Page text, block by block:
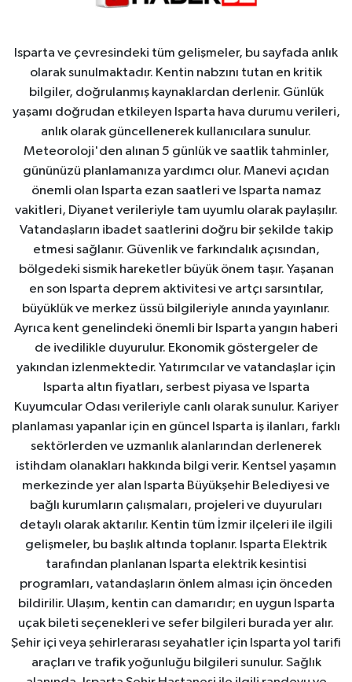
Isparta ve çevresindeki tüm gelişmeler, bu sayfada anlık
olarak sunulmaktadır. Kentin nabzını tutan en kritik
bilgiler, doğrulanmış kaynaklardan derlenir. Günlük
yaşamı doğrudan etkileyen Isparta hava durumu verileri,
anlık olarak güncellenerek kullanıcılara sunulur.
Meteoroloji'den alınan 5 günlük ve saatlik tahminler,
gününüzü planlamanıza yardımcı olur. Manevi açıdan
önemli olan Isparta ezan saatleri ve Isparta namaz
vakitleri, Diyanet verileriyle tam uyumlu olarak paylaşılır.
Vatandaşların ibadet saatlerini doğru bir şekilde takip
etmesi sağlanır. Güvenlik ve farkındalık açısından,
bölgedeki sismik hareketler büyük önem taşır. Yaşanan
en son Isparta deprem aktivitesi ve artçı sarsıntılar,
büyüklük ve merkez üssü bilgileriyle anında yayınlanır.
Ayrıca kent genelindeki önemli bir Isparta yangın haberi
de ivedilikle duyurulur. Ekonomik göstergeler de
yakından izlenmektedir. Yatırımcılar ve vatandaşlar için
Isparta altın fiyatları, serbest piyasa ve Isparta
Kuyumcular Odası verileriyle canlı olarak sunulur. Kariyer
planlaması yapanlar için en güncel Isparta iş ilanları, farklı
sektörlerden ve uzmanlık alanlarından derlenerek
istihdam olanakları hakkında bilgi verir. Kentsel yaşamın
merkezinde yer alan Isparta Büyükşehir Belediyesi ve
bağlı kurumların çalışmaları, projeleri ve duyuruları
detaylı olarak aktarılır. Kentin tüm İzmir ilçeleri ile ilgili
gelişmeler, bu başlık altında toplanır. Isparta Elektrik
tarafından planlanan Isparta elektrik kesintisi
programları, vatandaşların önlem alması için önceden
bildirilir. Ulaşım, kentin can damarıdır; en uygun Isparta
uçak bileti seçenekleri ve sefer bilgileri burada yer alır.
Şehir içi veya şehirlerarası seyahatler için Isparta yol tarifi
araçları ve trafik yoğunluğu bilgileri sunulur. Sağlık